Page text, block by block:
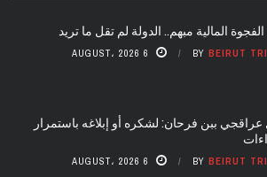
المالية مبهم.. الدولة لم تقل ما تريد
BY BEIRUT 6 AUGUST، 2026
عراقجي ببن فرحان: لشكره أو إبلاغه باستمرار
BY BEIRUT 6 AUGUST، 2026